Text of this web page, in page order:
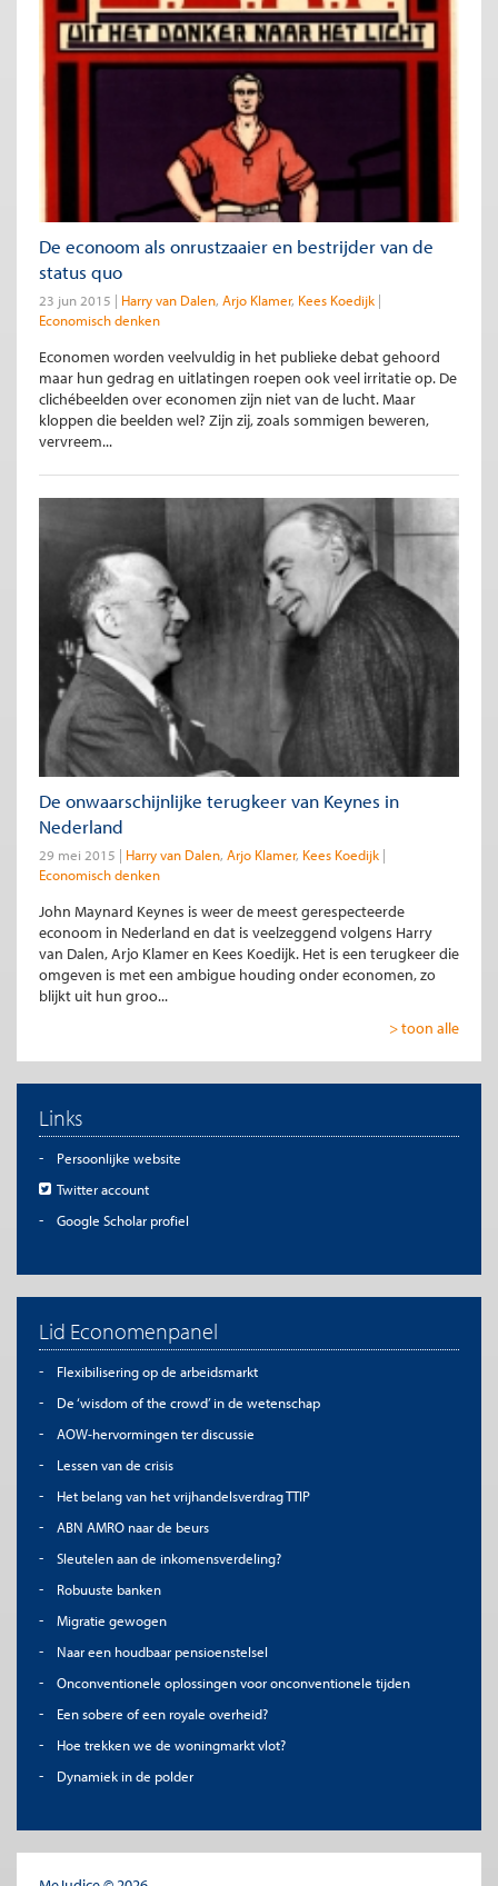
De econoom als onrustzaaier en bestrijder van de
status quo
23 jun 2015 Harry van Dalen Arjo Klamer Kees Koedijk
Economisch denken
Economen worden veelvuldig in het publieke debat gehoord
maar hun gedrag en uitlatingen roepen ook veel irritatie op. De
clichébeelden over economen zijn niet van de lucht. Maar
kloppen die beelden wel? Zijn zij, zoals sommigen beweren,
vervreem...
De onwaarschijnlijke terugkeer van Keynes in
Nederland
29 mei 2015 Harry van Dalen Arjo Klamer Kees Koedijk
Economisch denken
John Maynard Keynes is weer de meest gerespecteerde
econoom in Nederland en dat is veelzeggend volgens Harry
van Dalen, Arjo Klamer en Kees Koedijk. Het is een terugkeer die
omgeven is met een ambigue houding onder economen, zo
blijkt uit hun groo...
> toon alle
Links
Persoonlijke website
Twitter account
Google Scholar profiel
Lid Economenpanel
Flexibilisering op de arbeidsmarkt
De ‘wisdom of the crowd’ in de wetenschap
AOW-hervormingen ter discussie
Lessen van de crisis
Het belang van het vrijhandelsverdrag TTIP
ABN AMRO naar de beurs
Sleutelen aan de inkomensverdeling?
Robuuste banken
Migratie gewogen
Naar een houdbaar pensioenstelsel
Onconventionele oplossingen voor onconventionele tijden
Een sobere of een royale overheid?
Hoe trekken we de woningmarkt vlot?
Dynamiek in de polder